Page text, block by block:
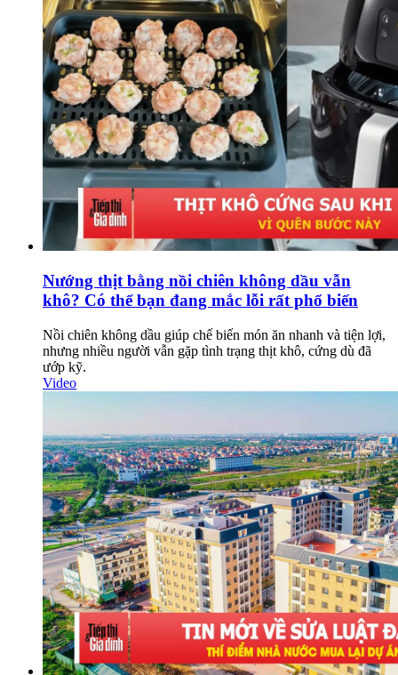
Nướng thịt bằng nồi chiên không dầu vẫn
khô? Có thể bạn đang mắc lỗi rất phổ biến
Nồi chiên không dầu giúp chế biến món ăn nhanh và tiện lợi,
nhưng nhiều người vẫn gặp tình trạng thịt khô, cứng dù đã
ướp kỹ.
Video